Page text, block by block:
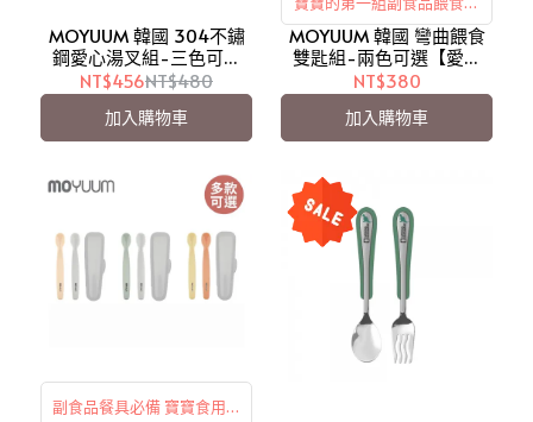
MOYUUM 韓國 304不鏽
鋼愛心湯叉組-三色可選
【愛吾兒】
NT$456NT$480
加入購物車
具！
MOYUUM 韓國 彎曲餵食
雙匙組-兩色可選【愛吾
兒】
NT$380
加入購物車
副食品餐具必備 寶寶食用更